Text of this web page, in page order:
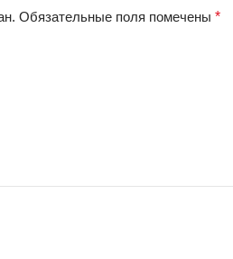
Обязательные поля помечены *